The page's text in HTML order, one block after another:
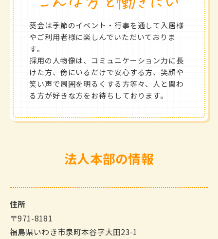
葵会は季節のイベント・行事を通して入居様
やご利用者様に楽しんでいただいておりま
す。
採用の人物像は、コミュニケーション力に長
けた方、傍にいるだけで安心する方、笑顔や
笑い声で周囲を明るくする方等々、人と関わ
る方が好きな方をお待ちしております。
法人本部の情報
住所
〒971-8181
福島県いわき市泉町本谷字大田23-1